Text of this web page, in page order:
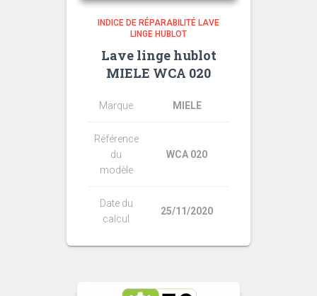
INDICE DE RÉPARABILITÉ LAVE
LINGE HUBLOT
Lave linge hublot
MIELE WCA 020
Marque MIELE
Référence
du
modèle
WCA 020
Date du
calcul
25/11/2020